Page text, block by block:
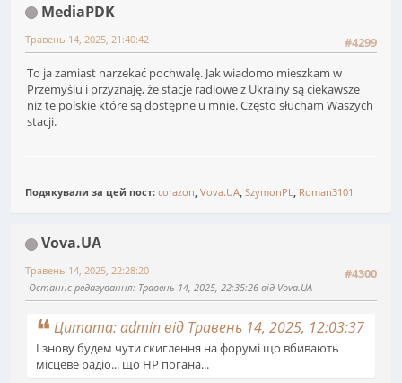
MediaPDK
#4299
Травень 14, 2025, 21:40:42
To ja zamiast narzekać pochwalę. Jak wiadomo mieszkam w
Przemyślu i przyznaję, że stacje radiowe z Ukrainy są ciekawsze
niż te polskie które są dostępne u mnie. Często słucham Waszych
stacji.
Подякували за цей пост: corazon, Vova.UA, SzymonPL, Roman3101
Vova.UA
#4300
Травень 14, 2025, 22:28:20
Останнє редагування: Травень 14, 2025, 22:35:26 від Vova.UA
Цитата: admin від Травень 14, 2025, 12:03:37
І знову будем чути скиглення на форумі що вбивають
місцеве радіо... що НР погана...